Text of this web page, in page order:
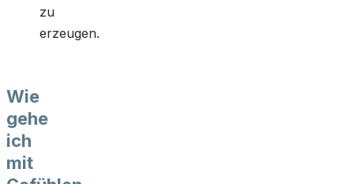
zu
erzeugen.
Wie
gehe
ich
mit